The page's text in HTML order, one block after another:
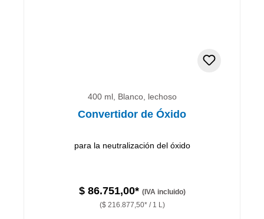
400 ml, Blanco, lechoso
Convertidor de Óxido
para la neutralización del óxido
$ 86.751,00* (IVA incluido)
($ 216.877,50* / 1 L)